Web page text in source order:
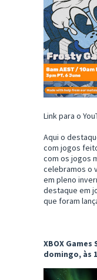
Link para o
Aqui o
com jogos
com os jogos
celebramos o
em pleno
destaque em
que foram
XBOX
domingo, às